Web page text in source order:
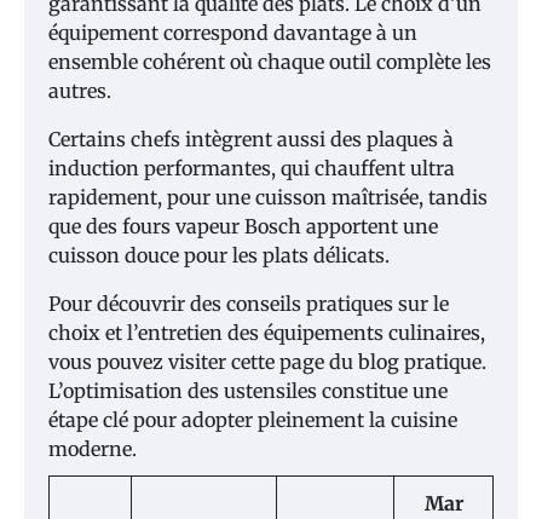
équipement correspond davantage à un
ensemble cohérent où chaque outil complète les
autres.
Certains chefs intègrent aussi des plaques à
induction performantes, qui chauffent ultra
rapidement, pour une cuisson maîtrisée, tandis
que des fours vapeur Bosch apportent une
cuisson douce pour les plats délicats.
Pour découvrir des conseils pratiques sur le
choix et l’entretien des équipements culinaires,
vous pouvez visiter cette page du blog pratique.
L’optimisation des ustensiles constitue une
étape clé pour adopter pleinement la cuisine
moderne.
Mar